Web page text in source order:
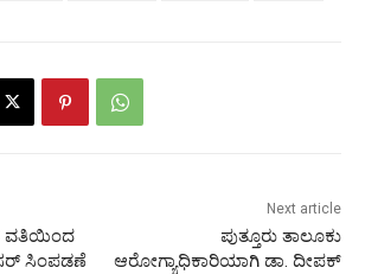
ವತಿಯಿಂದ
ಸಿಂಪಡಣೆ
Next article
ಪುತ್ತೂರು ತಾಲೂಕು
ಆರೋಗ್ಯಾಧಿಕಾರಿಯಾಗಿ ಡಾ. ದೀಪಕ್